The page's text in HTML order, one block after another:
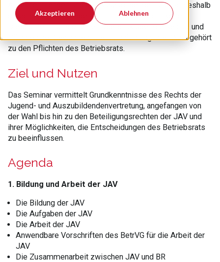
Akzeptieren Ablehnen
Arbeitnehmenden und der Auszubildenden und hat deshalb
besondere Rechte, aber auch Einflussmöglichkeiten.
Dieses Seminar gibt einen Überblick über die Rechte und
Pflichten der Gewählten. Die Durchführung ihrer Wahl gehört
zu den Pflichten des Betriebsrats.
Ziel und Nutzen
Das Seminar vermittelt Grundkenntnisse des Rechts der
Jugend- und Auszubildendenvertretung, angefangen von
der Wahl bis hin zu den Beteiligungsrechten der JAV und
ihrer Möglichkeiten, die Entscheidungen des Betriebsrats
zu beeinflussen.
Agenda
1. Bildung und Arbeit der JAV
Die Bildung der JAV
Die Aufgaben der JAV
Die Arbeit der JAV
Anwendbare Vorschriften des BetrVG für die Arbeit der
JAV
Die Zusammenarbeit zwischen JAV und BR